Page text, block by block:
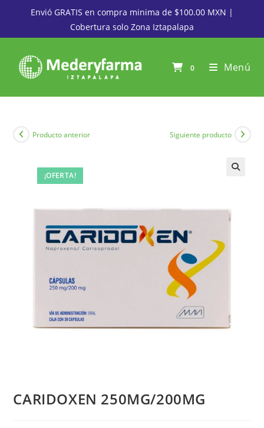
Envió GRATIS en compra minima de $100.00 MXN |
Cobertura solo Zona Iztapalapa
0 Menú
¡OFERTA!
Producto anterior Siguiente producto
CARIDOXEN 250MG/200MG